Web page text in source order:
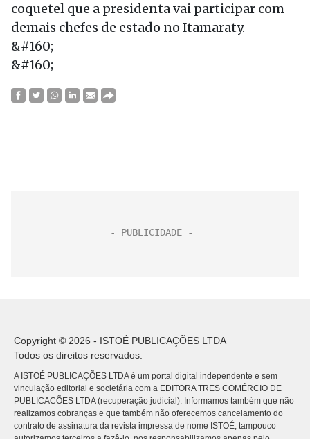
coquetel que a presidenta vai participar com
demais chefes de estado no Itamaraty.
&#160;
&#160;
Copyright © 2026 - ISTOÉ PUBLICAÇÕES LTDA
Todos os direitos reservados.
A ISTOÉ PUBLICAÇÕES LTDA é um portal digital independente e sem
vinculação editorial e societária com a EDITORA TRES COMÉRCIO DE
PUBLICACÕES LTDA (recuperação judicial). Informamos também que não
realizamos cobranças e que também não oferecemos cancelamento do
contrato de assinatura da revista impressa de nome ISTOÉ, tampouco